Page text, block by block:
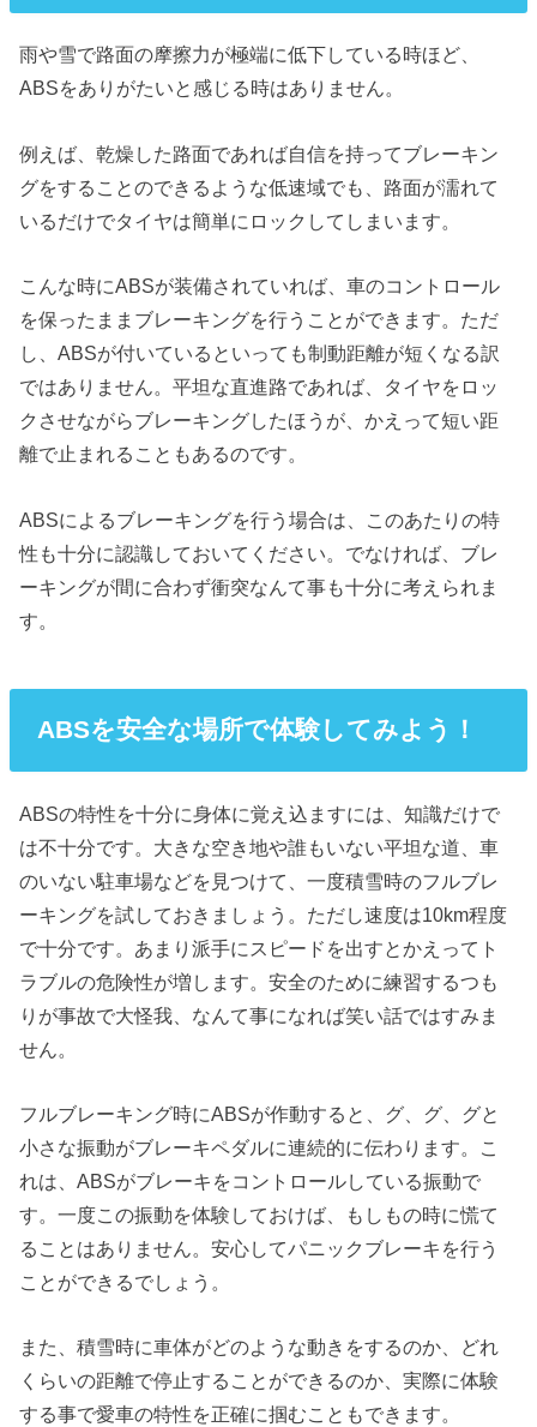
雨や雪で路面の摩擦力が極端に低下している時ほど、
ABSをありがたいと感じる時はありません。
例えば、乾燥した路面であれば自信を持ってブレーキン
グをすることのできるような低速域でも、路面が濡れて
いるだけでタイヤは簡単にロックしてしまいます。
こんな時にABSが装備されていれば、車のコントロール
を保ったままブレーキングを行うことができます。ただ
し、ABSが付いているといっても制動距離が短くなる訳
ではありません。平坦な直進路であれば、タイヤをロッ
クさせながらブレーキングしたほうが、かえって短い距
離で止まれることもあるのです。
ABSによるブレーキングを行う場合は、このあたりの特
性も十分に認識しておいてください。でなければ、ブレ
ーキングが間に合わず衝突なんて事も十分に考えられま
す。
ABSを安全な場所で体験してみよう！
ABSの特性を十分に身体に覚え込ますには、知識だけで
は不十分です。大きな空き地や誰もいない平坦な道、車
のいない駐車場などを見つけて、一度積雪時のフルブレ
ーキングを試しておきましょう。ただし速度は10km程度
で十分です。あまり派手にスピードを出すとかえってト
ラブルの危険性が増します。安全のために練習するつも
りが事故で大怪我、なんて事になれば笑い話ではすみま
せん。
フルブレーキング時にABSが作動すると、グ、グ、グと
小さな振動がブレーキペダルに連続的に伝わります。こ
れは、ABSがブレーキをコントロールしている振動で
す。一度この振動を体験しておけば、もしもの時に慌て
ることはありません。安心してパニックブレーキを行う
ことができるでしょう。
また、積雪時に車体がどのような動きをするのか、どれ
くらいの距離で停止することができるのか、実際に体験
する事で愛車の特性を正確に掴むこともできます。